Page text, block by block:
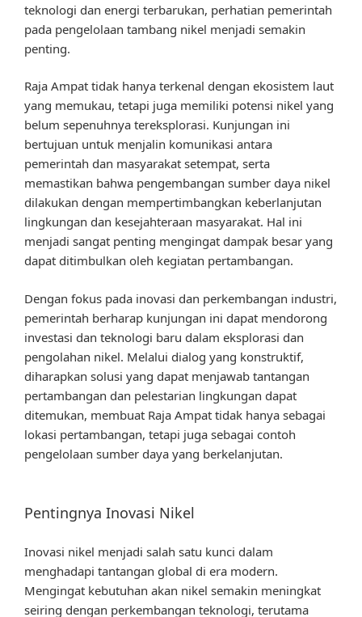
teknologi dan energi terbarukan, perhatian pemerintah
pada pengelolaan tambang nikel menjadi semakin
penting.
Raja Ampat tidak hanya terkenal dengan ekosistem laut
yang memukau, tetapi juga memiliki potensi nikel yang
belum sepenuhnya tereksplorasi. Kunjungan ini
bertujuan untuk menjalin komunikasi antara
pemerintah dan masyarakat setempat, serta
memastikan bahwa pengembangan sumber daya nikel
dilakukan dengan mempertimbangkan keberlanjutan
lingkungan dan kesejahteraan masyarakat. Hal ini
menjadi sangat penting mengingat dampak besar yang
dapat ditimbulkan oleh kegiatan pertambangan.
Dengan fokus pada inovasi dan perkembangan industri,
pemerintah berharap kunjungan ini dapat mendorong
investasi dan teknologi baru dalam eksplorasi dan
pengolahan nikel. Melalui dialog yang konstruktif,
diharapkan solusi yang dapat menjawab tantangan
pertambangan dan pelestarian lingkungan dapat
ditemukan, membuat Raja Ampat tidak hanya sebagai
lokasi pertambangan, tetapi juga sebagai contoh
pengelolaan sumber daya yang berkelanjutan.
Pentingnya Inovasi Nikel
Inovasi nikel menjadi salah satu kunci dalam
menghadapi tantangan global di era modern.
Mengingat kebutuhan akan nikel semakin meningkat
seiring dengan perkembangan teknologi, terutama